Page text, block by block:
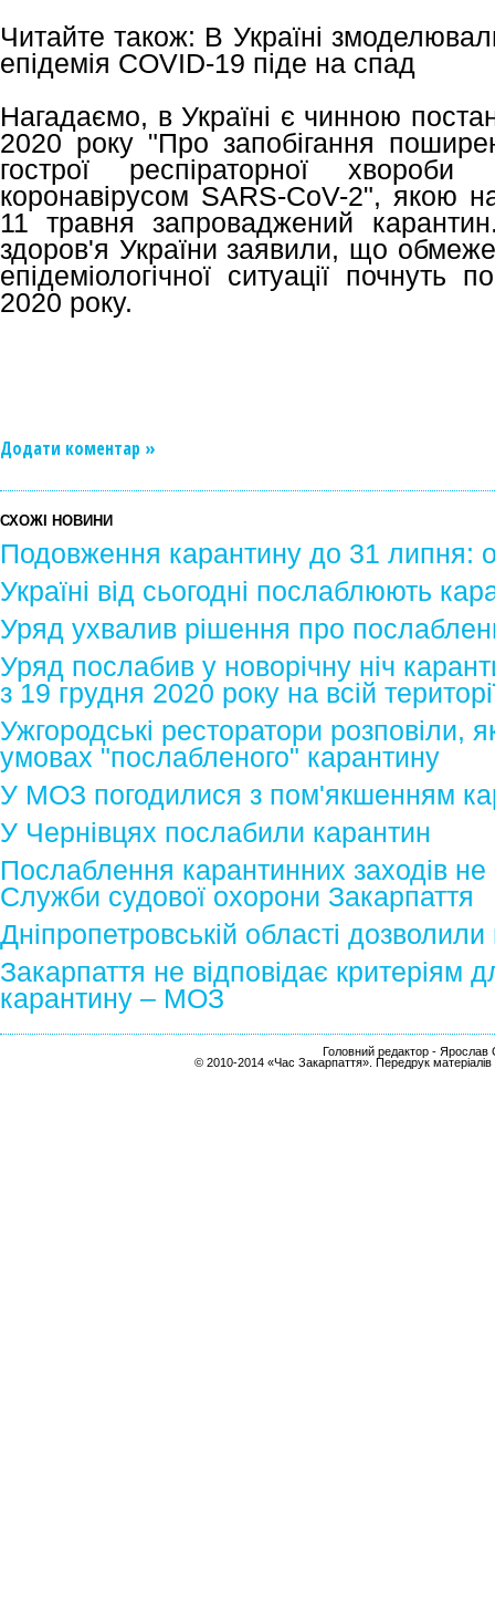
Читайте також: В Україні
епідемія COVID-19 піде на спад
Нагадаємо, в Україні є чинною
2020 року "Про запобігання
гострої респіраторної хвороби
коронавірусом SARS-CoV-2", якою
11 травня запроваджений
здоров'я України заявили, що
епідеміологічної ситуації
2020 року.
Додати коментар »
СХОЖІ НОВИНИ
Подовження карантину до 31 липня:
Україні від сьогодні послаблюють
Уряд ухвалив рішення про
Уряд послабив у новорічну ніч
з 19 грудня 2020 року на всій
Ужгородські ресторатори розповіли,
умовах "послабленого" карантину
У МОЗ погодилися з пом'якшенням
У Чернівцях послабили карантин
Послаблення карантинних заходів
Служби судової охорони Закарпаття
Дніпропетровській області
Закарпаття не відповідає критеріям
карантину – МОЗ
Головний редактор - Ярослав
© 2010-2014 «Час Закарпаття». Передрук